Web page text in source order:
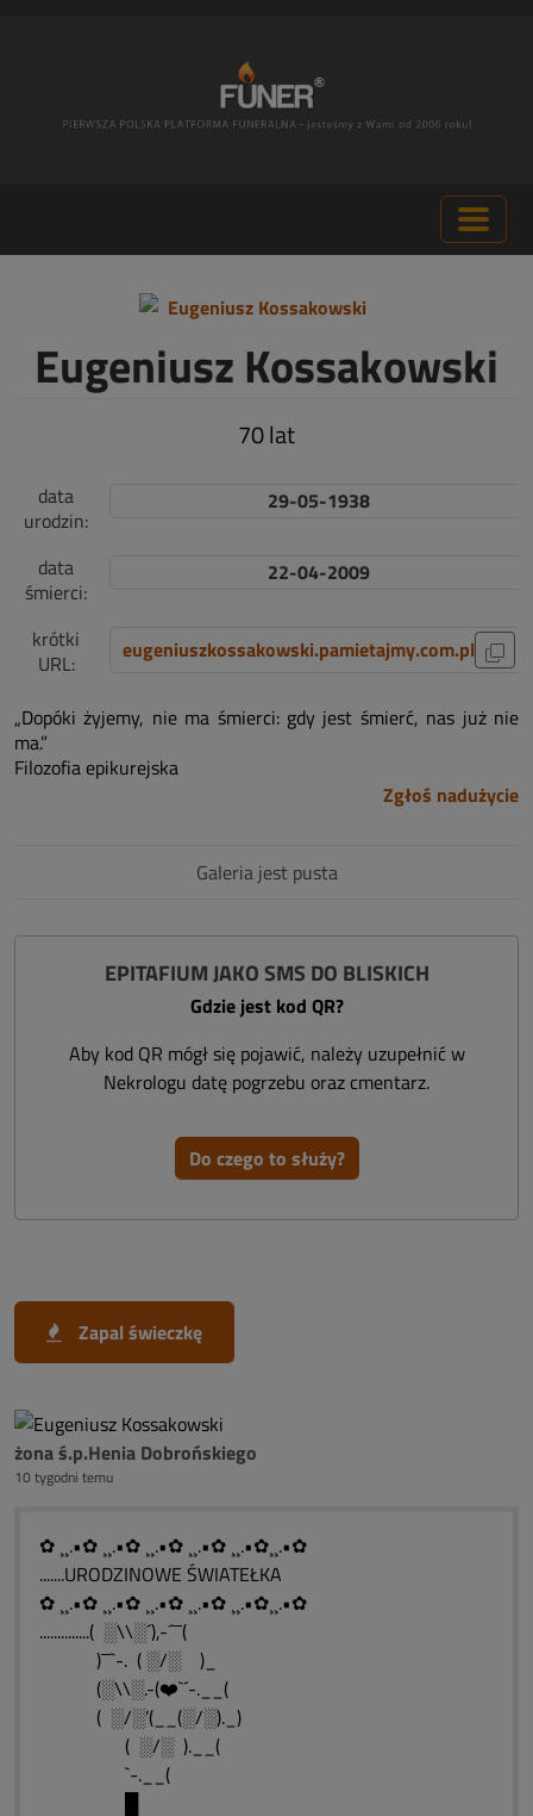
Eugeniusz Kossakowski
70 lat
data
urodzin:
29-05-1938
data
śmierci:
22-04-2009
krótki
URL:
eugeniuszkossakowski.pamietajmy.com.pl
„Dopóki żyjemy, nie ma śmierci: gdy jest śmierć, nas już nie
ma.”
Filozofia epikurejska
Zgłoś nadużycie
Galeria jest pusta
EPITAFIUM JAKO SMS DO BLISKICH
Gdzie jest kod QR?
Aby kod QR mógł się pojawić, należy uzupełnić w
Nekrologu datę pogrzebu oraz cmentarz.
Do czego to służy?
Zapal świeczkę
żona ś.p.Henia Dobrońskiego
10 tygodni temu
✿ ¸¸.•✿ ¸¸.•✿ ¸¸.•✿ ¸¸.•✿ ¸¸.•✿¸¸.•✿
.......URODZINOWE ŚWIATEŁKA
✿ ¸¸.•✿ ¸¸.•✿ ¸¸.•✿ ¸¸.•✿ ¸¸.•✿¸¸.•✿
..............( ░\\░´),-´¯¯(
)¯¯`-. ( ░/░ )_
(░\\░.-(❤️`´-.__(
( ░/░’(__(░/░)._)
( ░/░ ).__(
`-.__(